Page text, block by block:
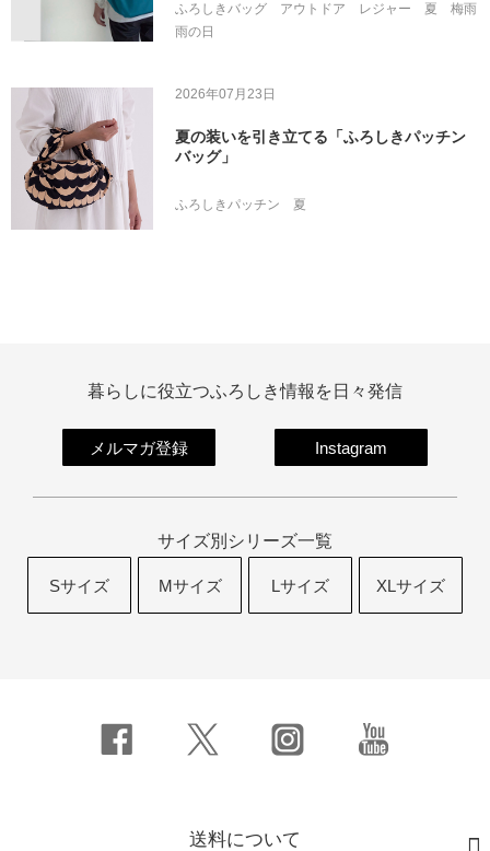
ふろしきバッグ アウトドア レジャー 夏
梅雨
雨の日
2026年07月23日
夏の装いを引き立てる「ふろしきパッチン
バッグ」
ふろしきパッチン 夏
暮らしに役立つふろしき情報を日々発信
メルマガ登録 Instagram
サイズ別シリーズ一覧
Sサイズ Mサイズ Lサイズ XLサイズ
送料について